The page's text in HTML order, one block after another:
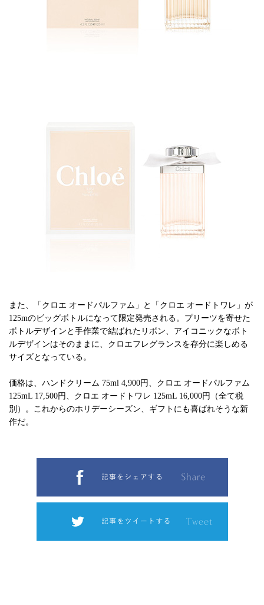
また、「クロエ オードパルファム」と「クロエ オードトワレ」が
125mのビッグボトルになって限定発売される。プリーツを寄せた
ボトルデザインと手作業で結ばれたリボン、アイコニックなボト
ルデザインはそのままに、クロエフレグランスを存分に楽しめる
サイズとなっている。
価格は、ハンドクリーム 75ml 4,900円、クロエ オードパルファム
125mL 17,500円、クロエ オードトワレ 125mL 16,000円（全て税
別）。これからのホリデーシーズン、ギフトにも喜ばれそうな新
作だ。